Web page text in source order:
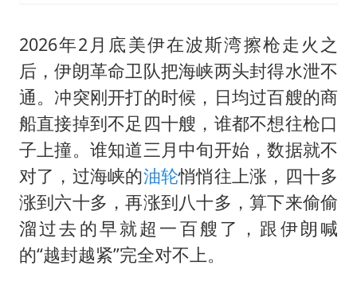
2026年2月底美伊在波斯湾擦枪走火之
后，伊朗革命卫队把海峡两头封得水泄不
通。冲突刚开打的时候，日均过百艘的商
船直接掉到不足四十艘，谁都不想往枪口
子上撞。谁知道三月中旬开始，数据就不
对了，过海峡的油轮悄悄往上涨，四十多
涨到六十多，再涨到八十多，算下来偷偷
溜过去的早就超一百艘了，跟伊朗喊
的“越封越紧”完全对不上。